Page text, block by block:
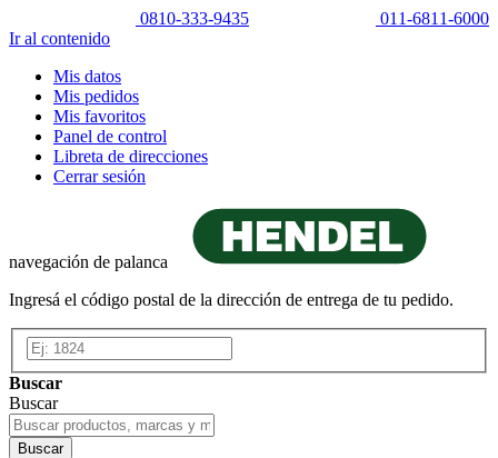
0810-333-9435
011-6811-6000
Ir al contenido
Mis datos
Mis pedidos
Mis favoritos
Panel de control
Libreta de direcciones
Cerrar sesión
navegación de palanca
Ingresá el código postal de la dirección de entrega de tu pedido.
Buscar
Buscar
Buscar